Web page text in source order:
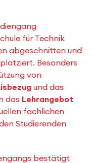
für Technik
abgeschnitten und
platziert. Besonders
von
und das
das Lehrangebot
fachlichen
Studierenden
bestätigt